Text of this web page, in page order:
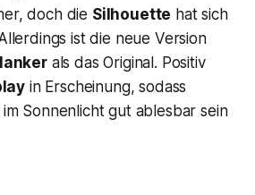
doch die Silhouette hat sich
ist die neue Version
als das Original. Positiv
in Erscheinung, sodass
Sonnenlicht gut ablesbar sein